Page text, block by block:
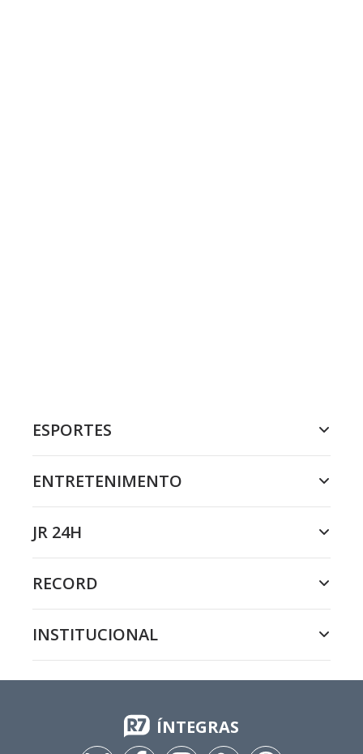
ESPORTES
ENTRETENIMENTO
JR 24H
RECORD
INSTITUCIONAL
ÍNTEGRAS